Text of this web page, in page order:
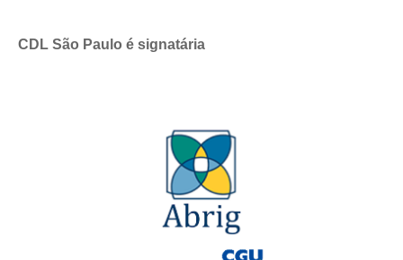
CDL São Paulo é signatária